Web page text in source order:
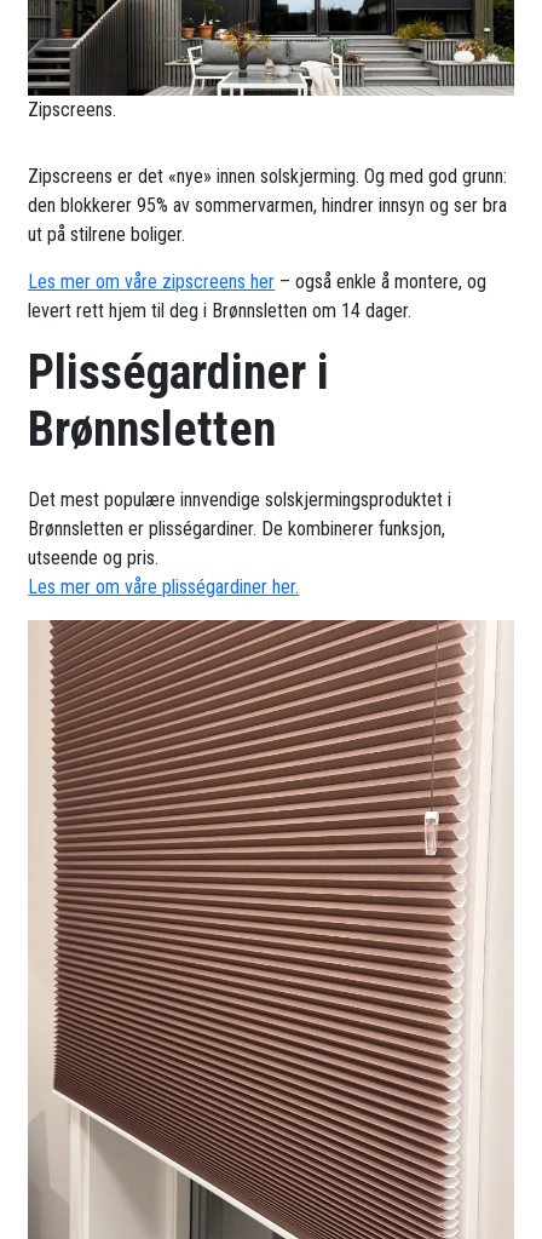
Zipscreens.
Zipscreens er det «nye» innen solskjerming. Og med god grunn:
den blokkerer 95% av sommervarmen, hindrer innsyn og ser bra
ut på stilrene boliger.
Les mer om våre zipscreens her – også enkle å montere, og
levert rett hjem til deg i Brønnsletten om 14 dager.
Plisségardiner i
Brønnsletten
Det mest populære innvendige solskjermingsproduktet i
Brønnsletten er plisségardiner. De kombinerer funksjon,
utseende og pris.
Les mer om våre plisségardiner her.